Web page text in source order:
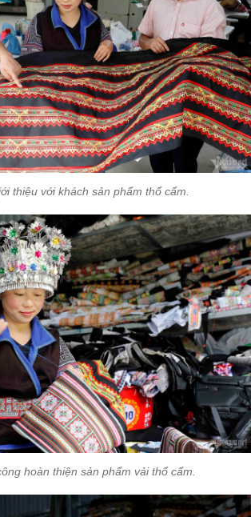
thiệu với khách sản phẩm thổ cẩm.
hoàn thiện sản phẩm vải thổ cẩm.